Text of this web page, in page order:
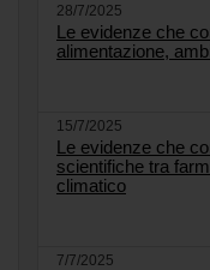
28/7/2025
Le evidenze che
alimentazione,
15/7/2025
Le evidenze che
scientifiche tra
climatico
7/7/2025